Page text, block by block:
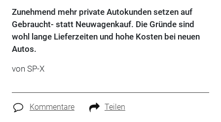
Zunehmend mehr private Autokunden setzen auf
Gebraucht- statt Neuwagenkauf. Die Gründe sind
wohl lange Lieferzeiten und hohe Kosten bei neuen
Autos.
von SP-X
Kommentare Teilen